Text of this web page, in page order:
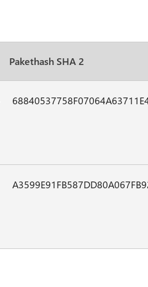
Pakethash SHA 2